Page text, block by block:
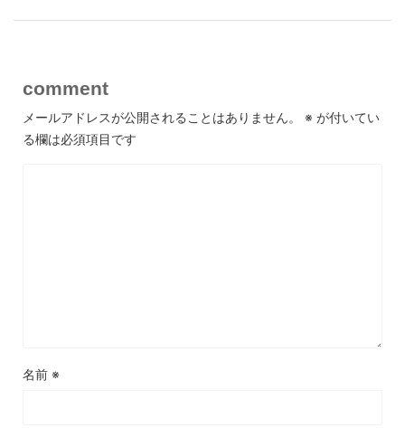
comment
メールアドレスが公開されることはありません。 ※ が付いてい
る欄は必須項目です
名前 ※